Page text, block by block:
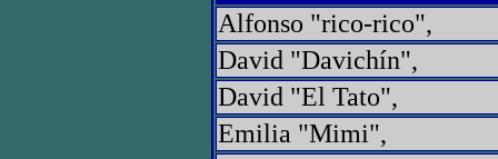
Alfonso "rico-rico",
David "Davichín",
David "El Tato",
Emilia "Mimi",